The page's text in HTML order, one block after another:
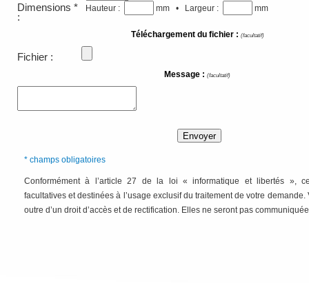
Dimensions *
:
Hauteur : mm • Largeur : mm
Téléchargement du fichier : (facultatif)
Fichier :
Message : (facultatif)
* champs obligatoires
Conformément à l’article 27 de la loi « informatique et libertés »,
facultatives et destinées à l’usage exclusif du traitement de votre demande.
outre d’un droit d’accès et de rectification. Elles ne seront pas